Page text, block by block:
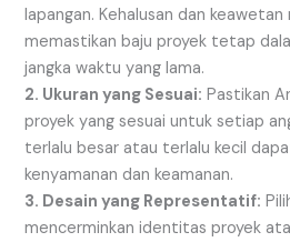
lapangan. Kehalusan dan
memastikan baju proyek tetap
jangka waktu yang lama.
2. Ukuran yang Sesuai: Pastikan
proyek yang sesuai untuk setiap
terlalu besar atau terlalu kecil
kenyamanan dan keamanan.
3. Desain yang Representatif:
mencerminkan identitas proyek